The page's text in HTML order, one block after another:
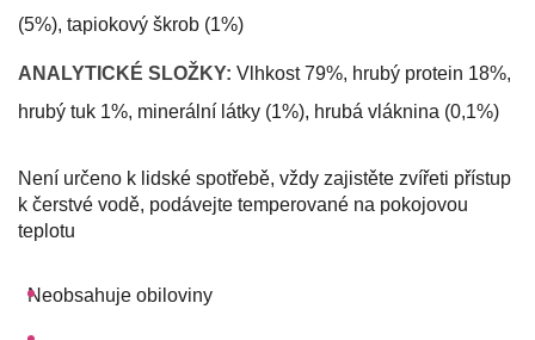
(5%), tapiokový škrob (1%)
ANALYTICKÉ SLOŽKY: Vlhkost 79%, hrubý protein 18%,
hrubý tuk 1%, minerální látky (1%), hrubá vláknina (0,1%)
Není určeno k lidské spotřebě, vždy zajistěte zvířeti přístup
k čerstvé vodě, podávejte temperované na pokojovou
teplotu
Neobsahuje obiloviny